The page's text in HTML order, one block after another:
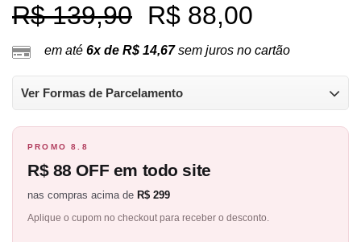
R$ 139,90 R$ 88,00
em até 6x de R$ 14,67sem juros no cartão
Ver Formas de Parcelamento
PROMO 8.8
R$ 88 OFF em todo site
nas compras acima de R$ 299
Aplique o cupom no checkout para receber o desconto.